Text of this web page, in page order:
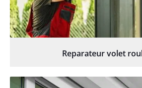
Reparateur volet